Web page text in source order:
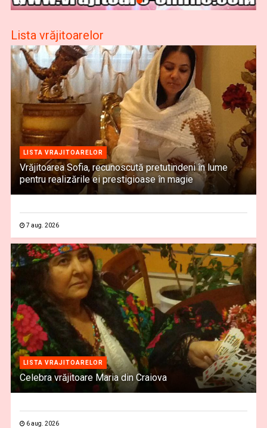
Lista vrăjitoarelor
LISTA VRAJITOARELOR
Vrăjitoarea Sofia, recunoscută pretutindeni în lume
pentru realizările ei prestigioase în magie
7 aug. 2026
LISTA VRAJITOARELOR
Celebra vrăjitoare Maria din Craiova
6 aug. 2026